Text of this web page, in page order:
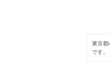
東京都
です。